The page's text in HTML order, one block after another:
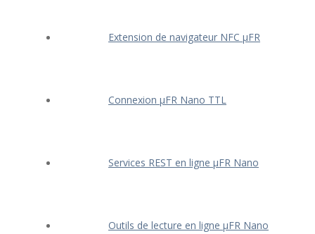
Extension de navigateur NFC μFR
Connexion μFR Nano TTL
Services REST en ligne μFR Nano
Outils de lecture en ligne μFR Nano